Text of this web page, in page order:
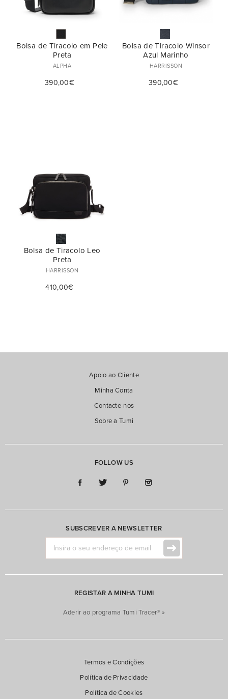
Bolsa de Tiracolo em Pele
Preta
ALPHA
390,00€
Bolsa de Tiracolo Winsor
Azul Marinho
HARRISSON
390,00€
Bolsa de Tiracolo Leo
Preta
HARRISSON
410,00€
Apoio ao Cliente
Minha Conta
Contacte-nos
Sobre a Tumi
FOLLOW US
SUBSCREVER A NEWSLETTER
REGISTAR A MINHA TUMI
Aderir ao programa Tumi Tracer® »
Termos e Condições
Política de Privacidade
Política de Cookies